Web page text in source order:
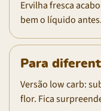
Ervilha fresca
bem o líquido antes.
Para
Versão low carb:
flor. Fica